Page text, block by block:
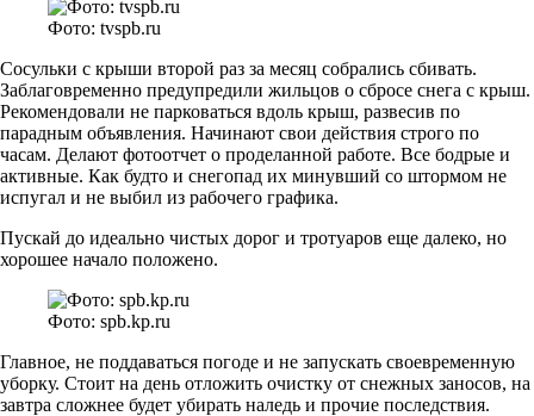
Фото: tvspb.ru
Сосульки с крыши второй раз за месяц собрались сбивать.
Заблаговременно предупредили жильцов о сбросе снега с крыш.
Рекомендовали не парковаться вдоль крыш, развесив по
парадным объявления. Начинают свои действия строго по
часам. Делают фотоотчет о проделанной работе. Все бодрые и
активные. Как будто и снегопад их минувший со штормом не
испугал и не выбил из рабочего графика.
Пускай до идеально чистых дорог и тротуаров еще далеко, но
хорошее начало положено.
Фото: spb.kp.ru
Главное, не поддаваться погоде и не запускать своевременную
уборку. Стоит на день отложить очистку от снежных заносов, на
завтра сложнее будет убирать наледь и прочие последствия.